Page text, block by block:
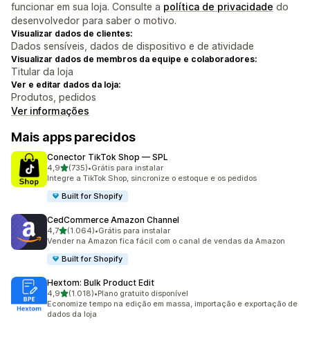
funcionar em sua loja. Consulte a política de privacidade do
desenvolvedor para saber o motivo.
Visualizar dados de clientes:
Dados sensíveis, dados de dispositivo e de atividade
Visualizar dados de membros da equipe e colaboradores:
Titular da loja
Ver e editar dados da loja:
Produtos, pedidos
Ver informações
Mais apps parecidos
Conector TikTok Shop — SPL
4,9de 5 estrelas
(735)
735 avaliações ao todo
•Grátis para instalar
Integre a TikTok Shop, sincronize o estoque e os pedidos
Built for Shopify
CedCommerce Amazon Channel
4,7de 5 estrelas
(1.064)
1064 avaliações ao todo
•Grátis para instalar
Vender na Amazon fica fácil com o canal de vendas da Amazon
Built for Shopify
Hextom: Bulk Product Edit
4,9de 5 estrelas
(1.018)
1018 avaliações ao todo
•Plano gratuito disponível
Economize tempo na edição em massa, importação e exportação de
dados da loja